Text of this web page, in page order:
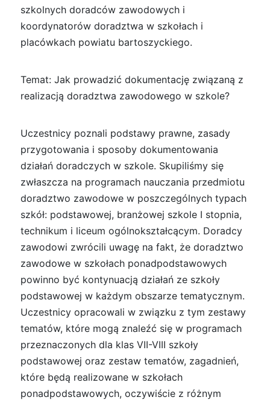
szkolnych doradców zawodowych i
koordynatorów doradztwa w szkołach i
placówkach powiatu bartoszyckiego.
Temat: Jak prowadzić dokumentację związaną z
realizacją doradztwa zawodowego w szkole?
Uczestnicy poznali podstawy prawne, zasady
przygotowania i sposoby dokumentowania
działań doradczych w szkole. Skupiliśmy się
zwłaszcza na programach nauczania przedmiotu
doradztwo zawodowe w poszczególnych typach
szkół: podstawowej, branżowej szkole I stopnia,
technikum i liceum ogólnokształcącym. Doradcy
zawodowi zwrócili uwagę na fakt, że doradztwo
zawodowe w szkołach ponadpodstawowych
powinno być kontynuacją działań ze szkoły
podstawowej w każdym obszarze tematycznym.
Uczestnicy opracowali w związku z tym zestawy
tematów, które mogą znaleźć się w programach
przeznaczonych dla klas VII-VIII szkoły
podstawowej oraz zestaw tematów, zagadnień,
które będą realizowane w szkołach
ponadpodstawowych, oczywiście z różnym